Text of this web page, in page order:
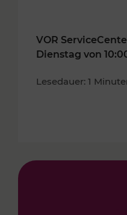
VOR
Dienstag von
Lesedauer: 1